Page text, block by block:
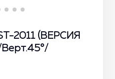
2011 (ВЕРСИЯ
Верт.45°/